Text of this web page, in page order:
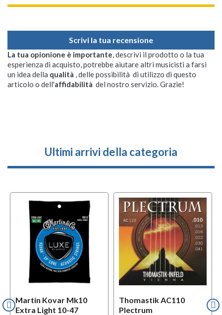
Scrivi la tua recensione
La tua opionione è importante, descrivi il prodotto o la tua
esperienza di acquisto, potrebbe aiutare altri musicisti a farsi
un idea della qualità , delle possibilità di utilizzo di questo
articolo o dell'affidabilità del nostro servizio. Grazie!
Ultimi arrivi della categoria
Martin Kovar Mk10
Extra Light 10-47
Thomastik AC110
Plectrum